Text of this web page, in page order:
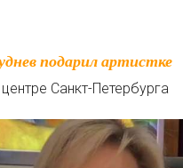
Санкт-Петербурга